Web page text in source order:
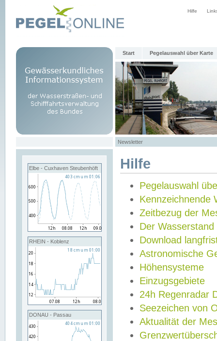
Hilfe
Start Pegelauswahl über Karte
Newsletter
Elbe - Cuxhaven Steubenhöft
RHEIN - Koblenz
DONAU - Passau
Hilfe
Pegelauswahl
Kennzeichnende
Zeitbezug der
Der Wasserstand
Download
Astronomische
Höhensysteme
Einzugsgebiete
24h Regenradar
Seezeichen von
Aktualität der